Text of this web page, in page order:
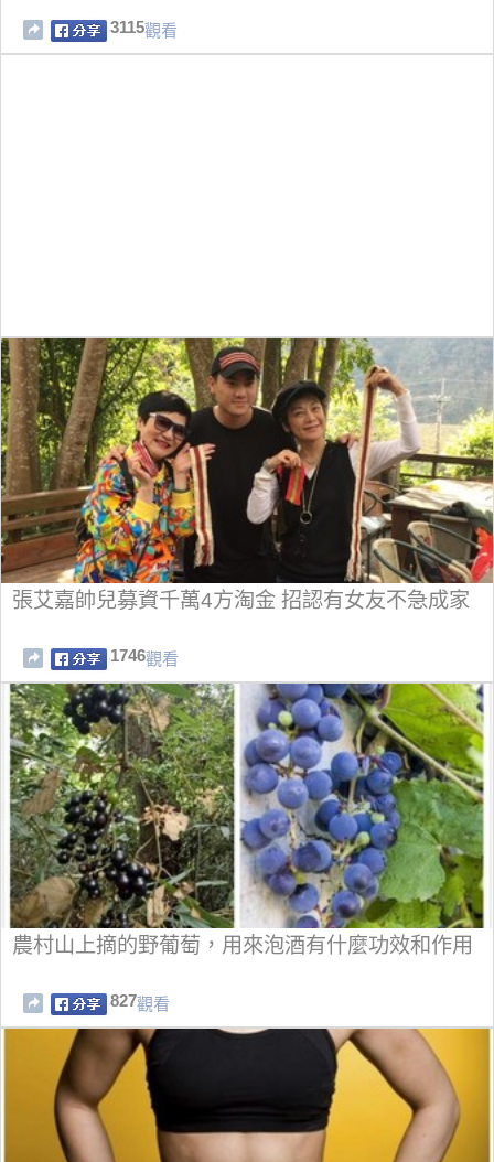
3115觀看
張艾嘉帥兒募資千萬4方淘金 招認有女友不急成家
1746觀看
農村山上摘的野葡萄，用來泡酒有什麼功效和作用
827觀看